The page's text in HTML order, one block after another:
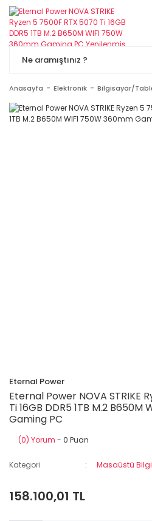
Anasayfa Elektronik Bilgisayar/
Eternal Power
Eternal Power NOVA STRIKE
Ti 16GB DDR5 1TB M.2
Gaming PC
(0) Yorum - 0 Puan
Kategori Masaüstü
158.100,01 TL